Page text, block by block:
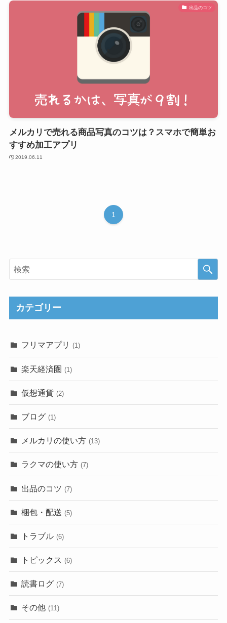
出品のコツ
メルカリで売れる商品写真のコツは？スマホで簡単お
すすめ加工アプリ
2019.06.11
1
カテゴリー
フリマアプリ (1)
楽天経済圏 (1)
仮想通貨 (2)
ブログ (1)
メルカリの使い方 (13)
ラクマの使い方 (7)
出品のコツ (7)
梱包・配送 (5)
トラブル (6)
トピックス (6)
読書ログ (7)
その他 (11)